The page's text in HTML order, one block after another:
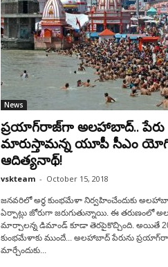
News
ప్రయాగ్‌రాజ్‌గా అలహాబాద్.. పేరు
మారుస్తామన్న యూపీ సీఎం
ఆదిత్యనాథ్!
vskteam - October 15, 2018
జనవరిలో అర్థ కుంభమేళా నిర్వహించేందుకు
ఏర్పాట్లు జోరుగా జరుగుతున్నాయి. ఈ తరుణంలో
మార్చాలన్న డిమాండ్ కూడా తెరపైకొచ్చింది. అయితే
కుంభమేళాకు ముందే... అలహాబాద్ పేరును
మార్చేందుకు...